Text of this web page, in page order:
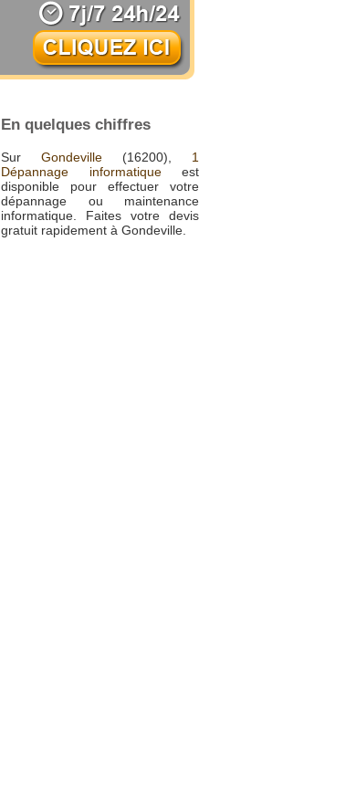
En quelques chiffres
Sur Gondeville (16200), 1
Dépannage informatiqueest
disponible pour effectuer votre
dépannage ou maintenance
informatique. Faites votre devis
gratuit rapidement à Gondeville.